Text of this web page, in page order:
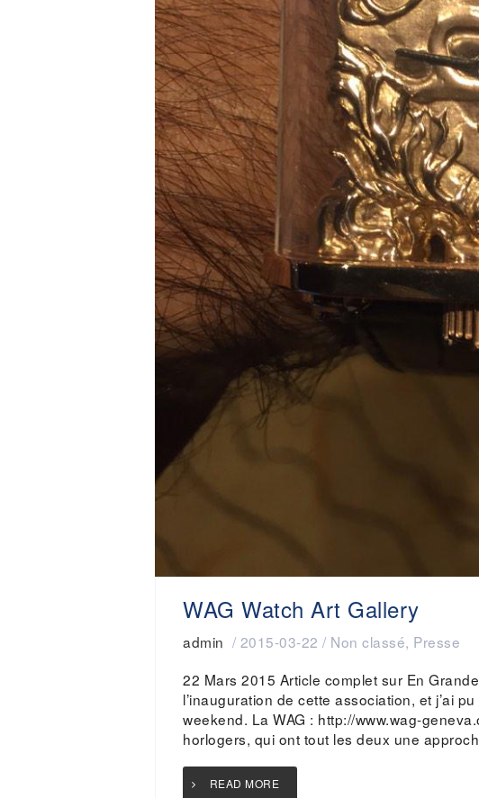
WAG Watch Art Gallery
admin / 2015-03-22 / Non classé, Presse
22 Mars 2015 Article complet sur En
l’inauguration de cette association, et j’ai
weekend. La WAG : http://www.wag-
horlogers, qui ont tout les deux une
READ MORE